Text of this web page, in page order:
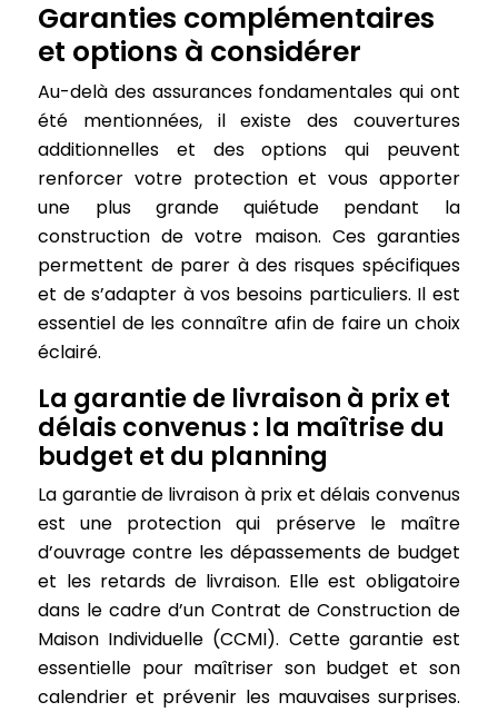
Garanties complémentaires
et options à considérer
Au-delà des assurances fondamentales qui ont
été mentionnées, il existe des couvertures
additionnelles et des options qui peuvent
renforcer votre protection et vous apporter
une plus grande quiétude pendant la
construction de votre maison. Ces garanties
permettent de parer à des risques spécifiques
et de s’adapter à vos besoins particuliers. Il est
essentiel de les connaître afin de faire un choix
éclairé.
La garantie de livraison à prix et
délais convenus : la maîtrise du
budget et du planning
La garantie de livraison à prix et délais convenus
est une protection qui préserve le maître
d’ouvrage contre les dépassements de budget
et les retards de livraison. Elle est obligatoire
dans le cadre d’un Contrat de Construction de
Maison Individuelle (CCMI). Cette garantie est
essentielle pour maîtriser son budget et son
calendrier et prévenir les mauvaises surprises.